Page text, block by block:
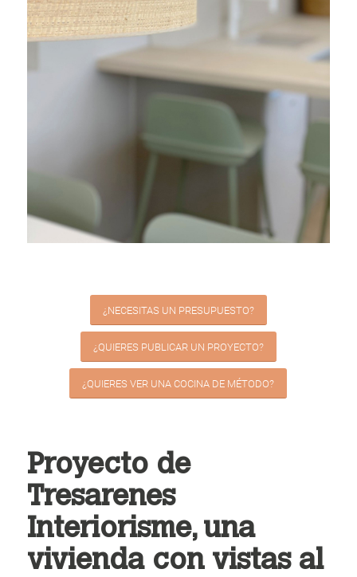
¿NECESITAS UN PRESUPUESTO?
¿QUIERES PUBLICAR UN PROYECTO?
¿QUIERES VER UNA COCINA DE MÉTODO?
Proyecto de
Tresarenes
Interiorisme, una
vivienda con vistas al